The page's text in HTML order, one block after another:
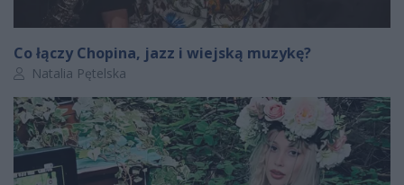
Co łączy Chopina, jazz i wiejską muzykę?
Autor artykułu:
Natalia Pętelska